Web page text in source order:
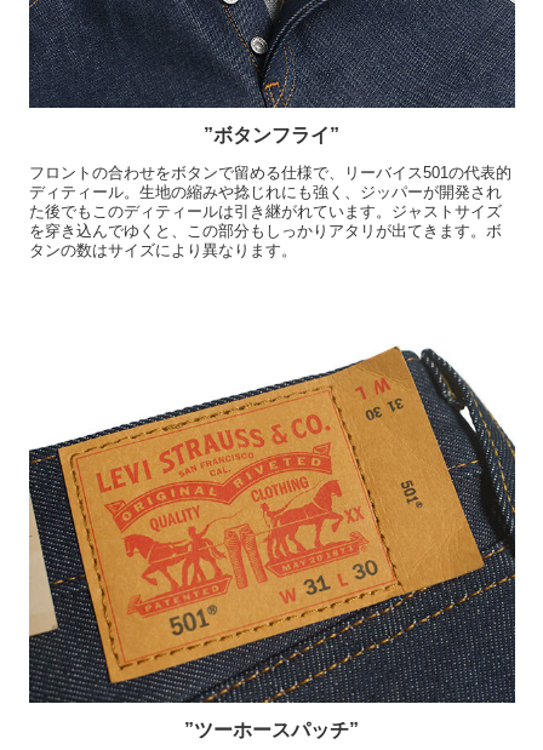
”ボタンフライ”
フロントの合わせをボタンで留める仕様で、リーバイス501の代表的
ディティール。生地の縮みや捻じれにも強く、ジッパーが開発され
た後でもこのディティールは引き継がれています。ジャストサイズ
を穿き込んでゆくと、この部分もしっかりアタリが出てきます。ボ
タンの数はサイズにより異なります。
”ツーホースパッチ”